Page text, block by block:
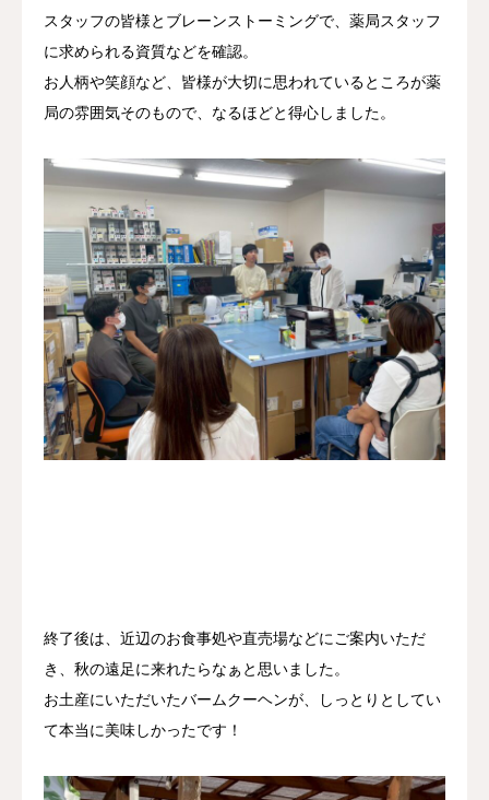
スタッフの皆様とブレーンストーミングで、薬局スタッフ
に求められる資質などを確認。
お人柄や笑顔など、皆様が大切に思われているところが薬
局の雰囲気そのもので、なるほどと得心しました。
終了後は、近辺のお食事処や直売場などにご案内いただ
き、秋の遠足に来れたらなぁと思いました。
お土産にいただいたバームクーヘンが、しっとりとしてい
て本当に美味しかったです！